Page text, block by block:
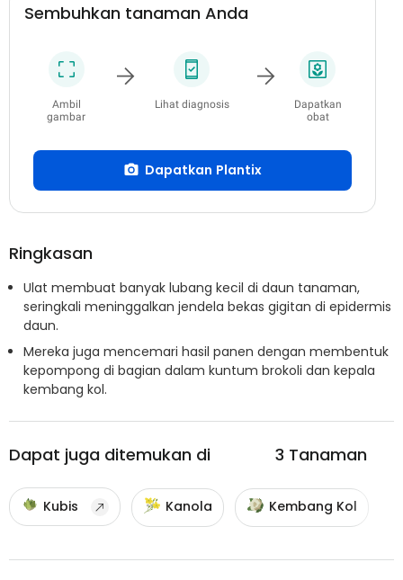
Sembuhkan tanaman Anda
Ambil
gambar
Lihat diagnosis
Dapatkan
obat
Dapatkan Plantix
Ringkasan
Ulat membuat banyak lubang kecil di daun tanaman,
seringkali meninggalkan jendela bekas gigitan di epidermis
daun.
Mereka juga mencemari hasil panen dengan membentuk
kepompong di bagian dalam kuntum brokoli dan kepala
kembang kol.
Dapat juga ditemukan di 3 Tanaman
Kubis Kanola Kembang Kol